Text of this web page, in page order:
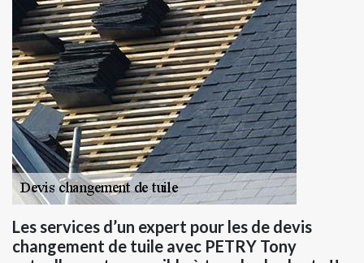
Les services d’un expert pour les de devis
changement de tuile avec PETRY Tony